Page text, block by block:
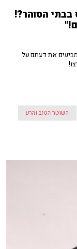
הסוהר?!
מביעים את דעתם על
השוטר הטוב והרע